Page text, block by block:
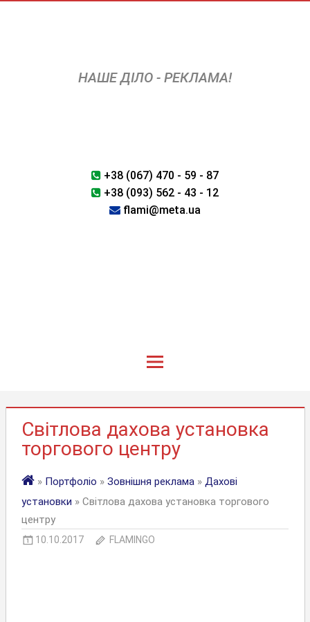
НАШЕ ДІЛО - РЕКЛАМА!
+38 (067) 470 - 59 - 87
+38 (093) 562 - 43 - 12
flami@meta.ua
Світлова дахова установка
торгового центру
» Портфоліо » Зовнішня реклама » Дахові
установки » Світлова дахова установка торгового
центру
10.10.2017 FLAMINGO